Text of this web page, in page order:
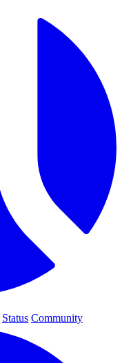
Status Community